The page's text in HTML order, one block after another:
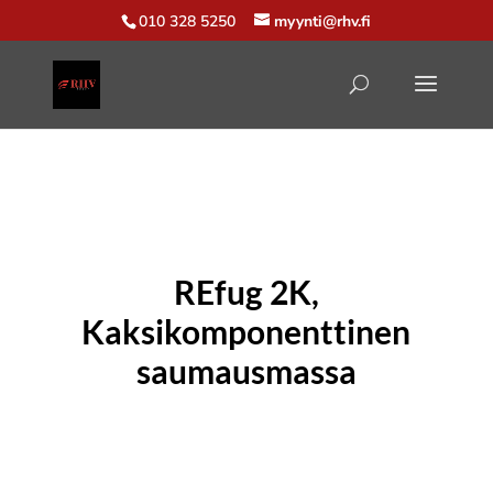
010 328 5250 myynti@rhv.fi
REfug 2K,
Kaksikomponenttinen
saumausmassa